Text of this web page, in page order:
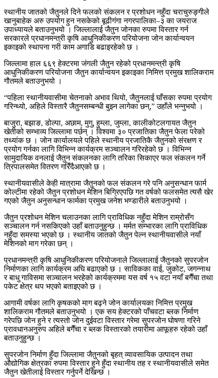
स्थानीय जातको जैतुनले दिने फलको संकलन र प्रशोधन नहुँदा चराचुरुङ्गीले
खानुबाहेक अरु उपयोग हुन नसकेको बूढीगंगा नगरपालिका–३ का जयराज
उपाध्यायले बताउनुभयो । जिल्लालाई जैतुन जोनका रुपमा विस्तार गर्न
सरकारले प्रधानमन्त्री कृषि आधुनिकीकरण परियोजना जोन कार्यान्वयन
इकाइको स्थापना गरी काम अगाडि बढाइरहेको छ ।
जिल्लामा हाल ६६९ हेक्टरमा जंगली जैतुन रहेको प्रधानमन्त्री कृषि
आधुनिकीकरण परियोजना जैतुन कार्यान्वयन इकाइका निमित्त प्रमुख शालिकराम
गौतमले बताउनुभयो ।
“पहिला स्थानीयवासीमा चेतनाको अभाव थियो, जैतुनलाई घाँसका रुपमा प्रयोग
गरिन्थ्यो, अहिले विस्तारै जैतुनसम्बन्धी बुझ्न लागेका छन्,” उहाँले भन्नुभयो ।
बाजुरा, बझाङ, डोल्पा, अछाम, मुगु, हुम्ला, जुम्ला, कालीकोटलगायत जैतुन
खेतीको सम्भाव्य जिल्लामा पर्छन् । विश्वमा ३० प्रजातिका जैतुन फेला परेको
तथ्यांक छ । जोन कार्यालयले पहिले स्थानीय प्रजातिकै जैतुनको संरक्षण र
प्रयोग गर्नका लागि विभिन्न कार्यक्रम सञ्चालन गरिरहेको छ । विभिन्न
सामुदायिक वनलाई जैतुन संकलनका लागि तरिका सिकाएर फल संकलन गर्ने
त्रिपालसमेत वितरण गरिँदैआएको छ ।
स्थानीयवासीले केही मात्रामा जैतुनको फल संकलन गरे पनि अनुसन्धान फार्म
कोल्टीमा रहेको जैतुन प्रशोधन मेशिन बिग्रिएपछि गत वर्षको फलसमेत त्यसै खेर
गएको जैतुन अनुसन्धान फार्मका प्रमुख जनेश भण्डारीले बताउनुभयो ।
जैतुन प्रशोधन मेशिन चलाउनका लागि प्राविधिक नहुँदा मेशिन राम्रोसँग
सञ्चालन गर्न नसकिएको उहाँ बताउनुहुन्छ । मर्मत सम्भारका लागि प्राविधिक
नहुँदा समस्या भएको छ । स्थानीय जातको जैतुन पेल्न स्थानीयवासीले नयाँ
मेशिनको माग गरेका छन् ।
प्रधानमन्त्री कृषि आधुनिकीकरण परियोजनाले जिल्लालाई जैतुनको सुपरजोन
निर्माणका लागि कार्यक्रम अघि बढाएको छ । साविकका वाई, जुकोट, जगन्नाथ
र बाधु गाविसमा सञ्चालन भरहेको कार्यक्रममा यस वर्ष १५ वटा नयाँ बगैँचा तथा
पकेट क्षेत्र थप भएको बताइएको छ ।
आगामी वर्षका लागि कृषकको माग बढ्ने जोन कार्यालयका निमित्त प्रमुख
शालिकराम गौतमले बताउनुभयो । एक सय हेक्टरको पाँचवटा ब्लक निर्माण
गरेपछि जोन हुने र त्यस्तो जोन दुईवटा विस्तार गरेमा सुपरजोन घोषणा गरिने
प्रावधानअनुरुप अहिले बगैँचा र ब्लक विस्तारको तयारीमा आफूहरु रहेको उहाँ
बताउनुहुन्छ ।
सुपरजोन निर्माण हुँदा जिल्लामा जैतुनको बृहत् व्यावसायिक उत्पादन तथा
औद्योगिक क्षेत्रका रुपमा विस्तार हुने हुँदा स्थानीय तह र स्थानीयवासीले समेत
जैतुन खेतीलाई विस्तार गर्नुपर्ने देखिन्छ ।